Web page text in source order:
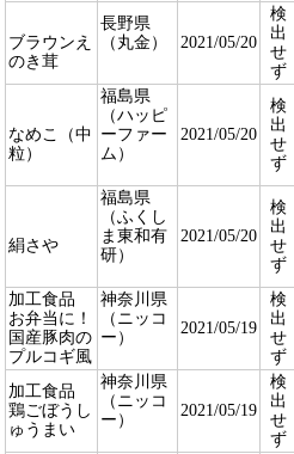
ブラウンえ
のき茸
長野県
（丸金）
2021/05/20
検
出
せ
ず
なめこ（中
粒）
福島県
（ハッピ
ーファー
ム）
2021/05/20
検
出
せ
ず
絹さや
福島県
（ふくし
ま東和有
研）
2021/05/20
検
出
せ
ず
加工食品
お弁当に！
国産豚肉の
プルコギ風
神奈川県
（ニッコ
ー）
2021/05/19
検
出
せ
ず
加工食品
鶏ごぼうし
ゅうまい
神奈川県
（ニッコ
ー）
2021/05/19
検
出
せ
ず